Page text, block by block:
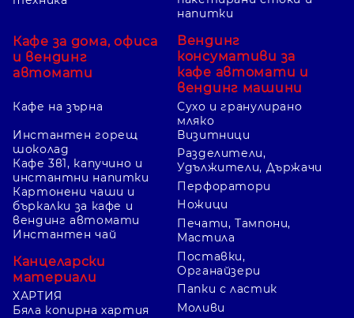
Кафе за дома, офиса
и вендинг
автомати
Кафе на зърна
напитки
Вендинг
консумативи за
кафе автомати и
вендинг машини
Сухо и гранулирано
мляко
Инстантен горещ
шоколад
Кафе 3в1, капучино и
инстантни напитки
Картонени чаши и
бъркалки за кафе и
вендинг автомати
Инстантен чай
Канцеларски
материали
ХАРТИЯ
Бяла копирна хартия
Визитници
Разделители,
Удължители, Държачи
Перфоратори
Ножици
Печати, Тампони,
Мастила
Поставки,
Органайзери
Папки с ластик
Моливи